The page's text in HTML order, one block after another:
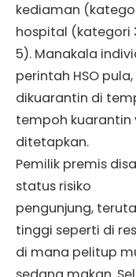
kediaman
hospital (kategori
5). Manakala
perintah HSO
dikuarantin di
tempoh kuarantin
ditetapkan.
Pemilik premis
status risiko
pengunjung,
tinggi seperti di
di mana pelitup